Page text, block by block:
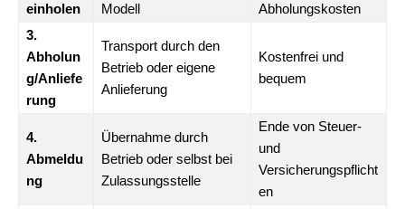
einholen
Modell
Abholungskosten
3.
Abholun
g/Anliefe
rung
Transport durch den
Betrieb oder eigene
Anlieferung
Kostenfrei und
bequem
4.
Abmeldu
ng
Übernahme durch
Betrieb oder selbst bei
Zulassungsstelle
Ende von Steuer-
und
Versicherungspflicht
en